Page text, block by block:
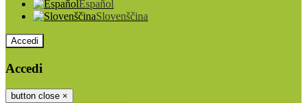
Español
Slovenščina
Accedi
Accedi
button close ×